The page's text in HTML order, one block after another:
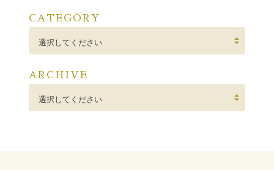
CATEGORY
選択してください
ARCHIVE
選択してください